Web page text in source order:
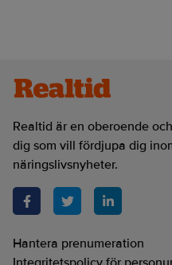
Realtid är en oberoende
dig som vill fördjupa dig
näringslivsnyheter.
Hantera prenumeration